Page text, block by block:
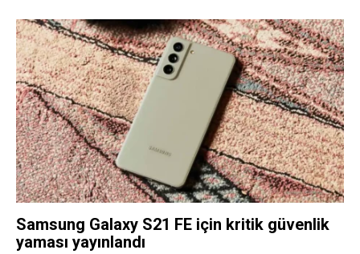
Samsung Galaxy S21 FE için kritik güvenlik
yaması yayınlandı